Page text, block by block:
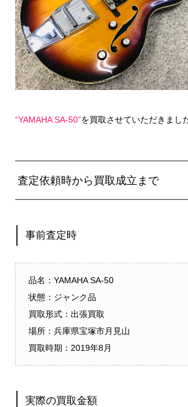
“YAMAHA SA-50”を買取させていただきました
査定依頼時から買取成立まで
事前査定時
品名：YAMAHA SA-50
状態：ジャンク品
買取形式：出張買取
場所： 兵庫県宝塚市月見山
買取時期：2019年8月
実際の買取金額